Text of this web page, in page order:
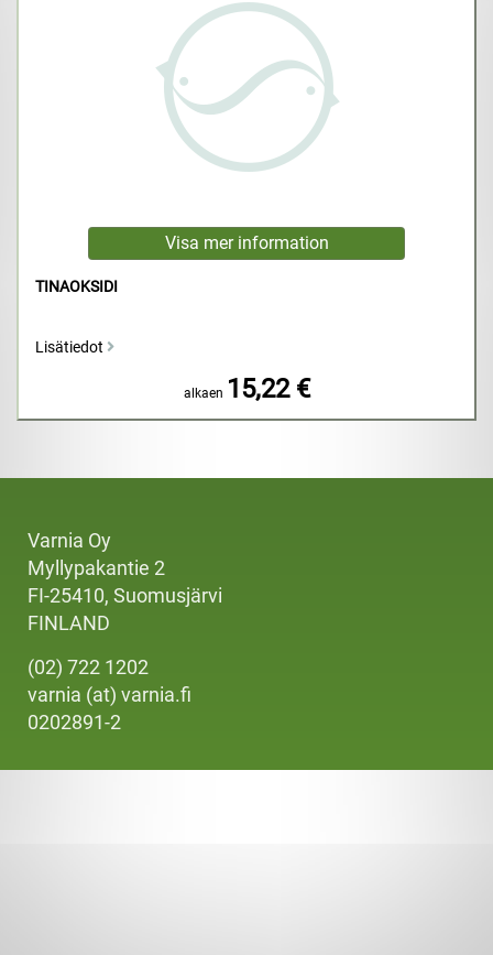
TINAOKSIDI
Lisätiedot
alkaen 15,22 €
Varnia Oy
Myllypakantie 2
FI-25410, Suomusjärvi
FINLAND
(02) 722 1202
varnia (at) varnia.fi
0202891-2